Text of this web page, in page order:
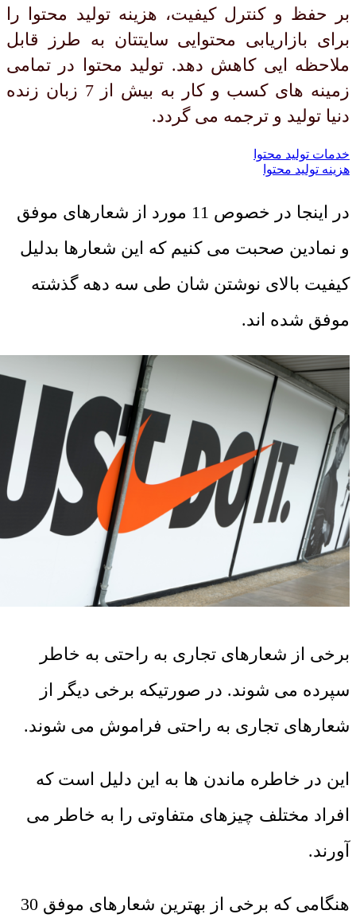
بر حفظ و کنترل کیفیت، هزینه تولید محتوا را
برای بازاریابی محتوایی سایتتان به طرز قابل
ملاحظه ایی کاهش دهد. تولید محتوا در تمامی
زمینه های کسب و کار به بیش از 7 زبان زنده
دنیا تولید و ترجمه می گردد.
خدمات تولید محتوا
هزینه تولید محتوا
در اینجا در خصوص 11 مورد از شعارهای موفق
و نمادین صحبت می کنیم که این شعارها بدلیل
کیفیت بالای نوشتن شان طی سه دهه گذشته
موفق شده اند.
برخی از شعارهای تجاری به راحتی به خاطر
سپرده می شوند. در صورتیکه برخی دیگر از
شعارهای تجاری به راحتی فراموش می شوند.
این در خاطره ماندن ها به این دلیل است که
افراد مختلف چیزهای متفاوتی را به خاطر می
آورند.
هنگامی که برخی از بهترین شعارهای موفق 30